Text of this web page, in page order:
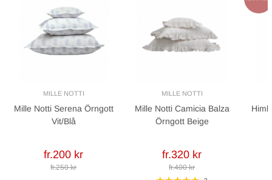
MILLE NOTTI
Mille Notti Serena Örngott
Vit/Blå
fr.200 kr
fr.250 kr
MILLE NOTTI
Mille Notti Camicia Balza
Örngott Beige
fr.320 kr
fr.400 kr